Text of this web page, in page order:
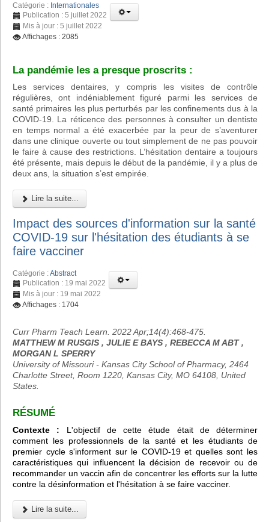
Catégorie : Internationales
Publication : 5 juillet 2022
Mis à jour : 5 juillet 2022
Affichages : 2085
La pandémie les a presque proscrits :
Les services dentaires, y compris les visites de contrôle
régulières, ont indéniablement figuré parmi les services de
santé primaires les plus perturbés par les confinements dus à la
COVID-19. La réticence des personnes à consulter un dentiste
en temps normal a été exacerbée par la peur de s’aventurer
dans une clinique ouverte ou tout simplement de ne pas pouvoir
le faire à cause des restrictions. L’hésitation dentaire a toujours
été présente, mais depuis le début de la pandémie, il y a plus de
deux ans, la situation s’est empirée.
Lire la suite...
Impact des sources d'information sur la santé
COVID-19 sur l'hésitation des étudiants à se
faire vacciner
Catégorie :Abstract
Publication : 19 mai 2022
Mis à jour : 19 mai 2022
Affichages : 1704
Curr Pharm Teach Learn. 2022 Apr;14(4):468-475.
MATTHEW M RUSGIS , JULIE E BAYS , REBECCA M ABT ,
MORGAN L SPERRY
University of Missouri - Kansas City School of Pharmacy, 2464
Charlotte Street, Room 1220, Kansas City, MO 64108, United
States.
RÉSUMÉ
Contexte : L'objectif de cette étude était de déterminer
comment les professionnels de la santé et les étudiants de
premier cycle s'informent sur le COVID-19 et quelles sont les
caractéristiques qui influencent la décision de recevoir ou de
recommander un vaccin afin de concentrer les efforts sur la lutte
contre la désinformation et l'hésitation à se faire vacciner.
Lire la suite...